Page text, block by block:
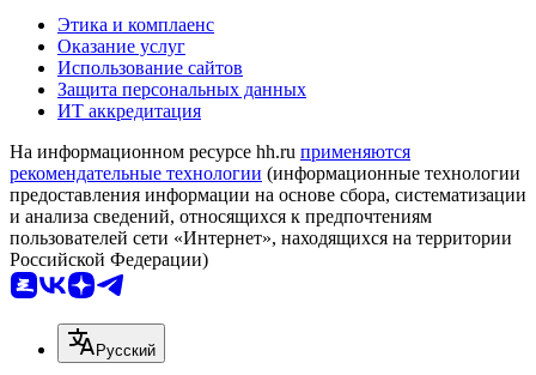
Этика и комплаенс
Оказание услуг
Использование сайтов
Защита персональных данных
ИТ аккредитация
На информационном ресурсе hh.ru применяются
рекомендательные технологии (информационные технологии
предоставления информации на основе сбора, систематизации
и анализа сведений, относящихся к предпочтениям
пользователей сети «Интернет», находящихся на территории
Российской Федерации)
Русский